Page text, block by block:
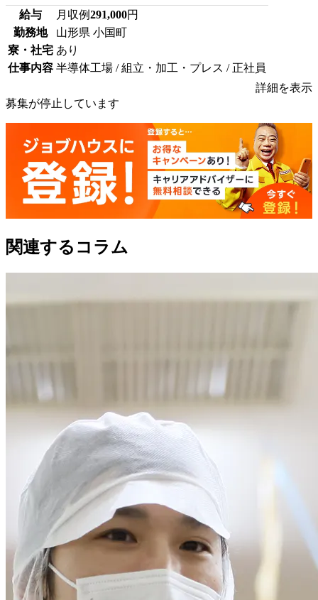
給与 月収例291,000円
勤務地
山形県 小国町
寮・社宅 あり
仕事内容 半導体工場 / 組立・加工・プレス / 正社員
詳細を表示
募集が停止しています
関連するコラム